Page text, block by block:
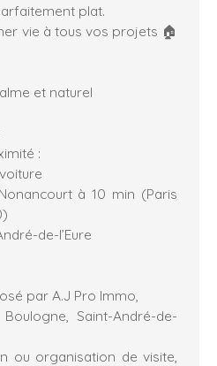
plat.
vie à tous vos projets 🏠
et naturel
:
à 10 min (Paris
de-l’Eure
par A.J Pro Immo,
Saint-André-de-
ou organisation de visite,